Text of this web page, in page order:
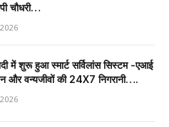
चौधरी…
में शुरू हुआ स्मार्ट सर्विलांस सिस्टम -एआई
और वन्यजीवों की 24X7 निगरानी….